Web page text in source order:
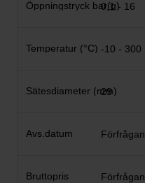
0,1 - 16
-10 - 300
29
Förfrågan
Förfrågan